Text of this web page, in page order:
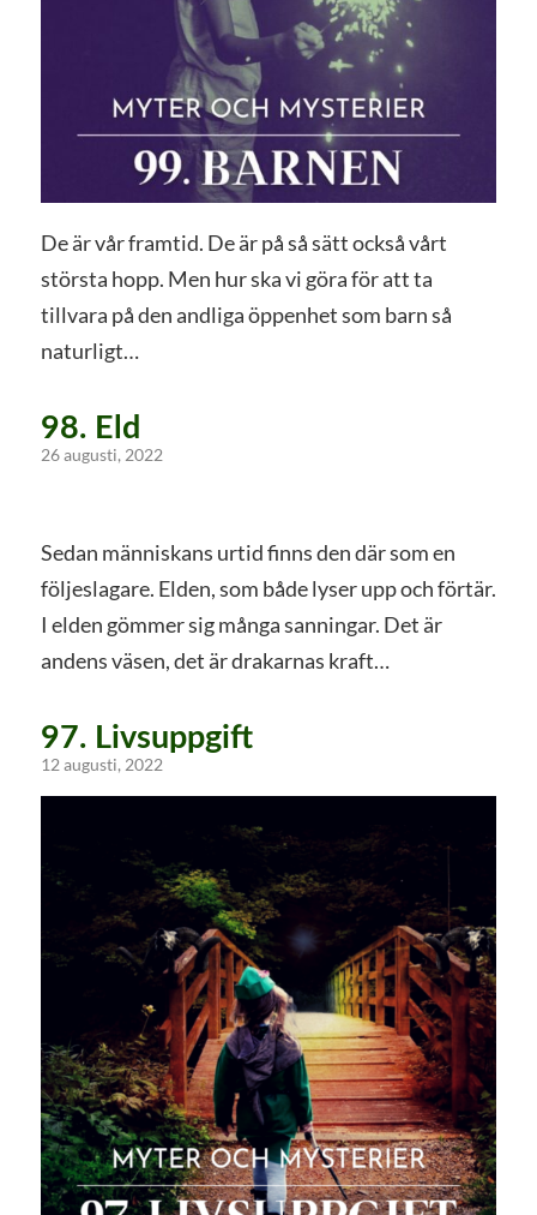
De är vår framtid. De är på så sätt också vårt
största hopp. Men hur ska vi göra för att ta
tillvara på den andliga öppenhet som barn så
naturligt…
98. Eld
26 augusti, 2022
Sedan människans urtid finns den där som en
följeslagare. Elden, som både lyser upp och förtär.
I elden gömmer sig många sanningar. Det är
andens väsen, det är drakarnas kraft…
97. Livsuppgift
12 augusti, 2022